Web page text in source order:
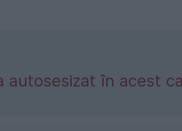
autosesizat în acest